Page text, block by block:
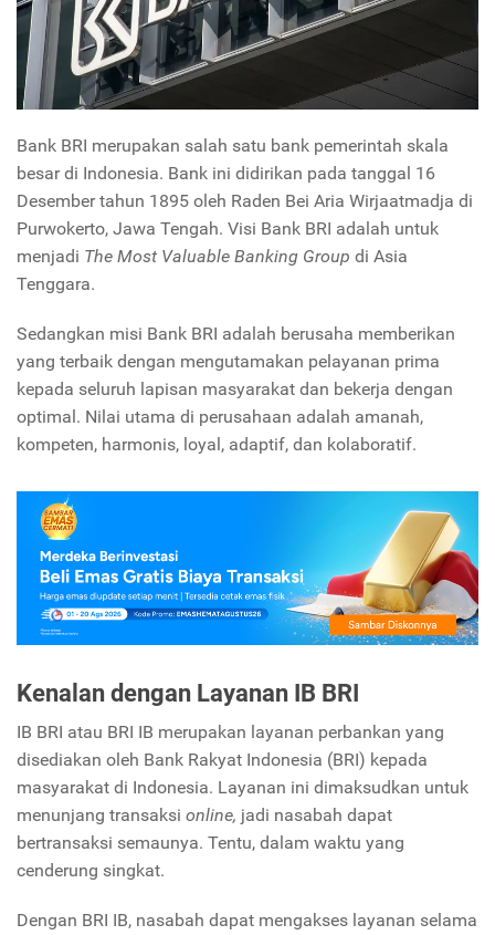
Bank BRI merupakan salah satu bank pemerintah skala
besar di Indonesia. Bank ini didirikan pada tanggal 16
Desember tahun 1895 oleh Raden Bei Aria Wirjaatmadja di
Purwokerto, Jawa Tengah. Visi Bank BRI adalah untuk
menjadi The Most Valuable Banking Group di Asia
Tenggara.
Sedangkan misi Bank BRI adalah berusaha memberikan
yang terbaik dengan mengutamakan pelayanan prima
kepada seluruh lapisan masyarakat dan bekerja dengan
optimal. Nilai utama di perusahaan adalah amanah,
kompeten, harmonis, loyal, adaptif, dan kolaboratif.
Kenalan dengan Layanan IB BRI
IB BRI atau BRI IB merupakan layanan perbankan yang
disediakan oleh Bank Rakyat Indonesia (BRI) kepada
masyarakat di Indonesia. Layanan ini dimaksudkan untuk
menunjang transaksi online, jadi nasabah dapat
bertransaksi semaunya. Tentu, dalam waktu yang
cenderung singkat.
Dengan BRI IB, nasabah dapat mengakses layanan selama